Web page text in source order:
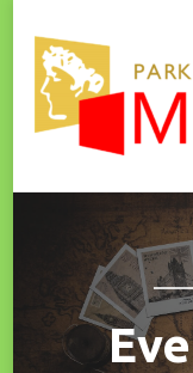
Park